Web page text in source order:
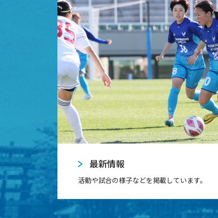
最新情報
活動や試合の様子などを掲載しています。